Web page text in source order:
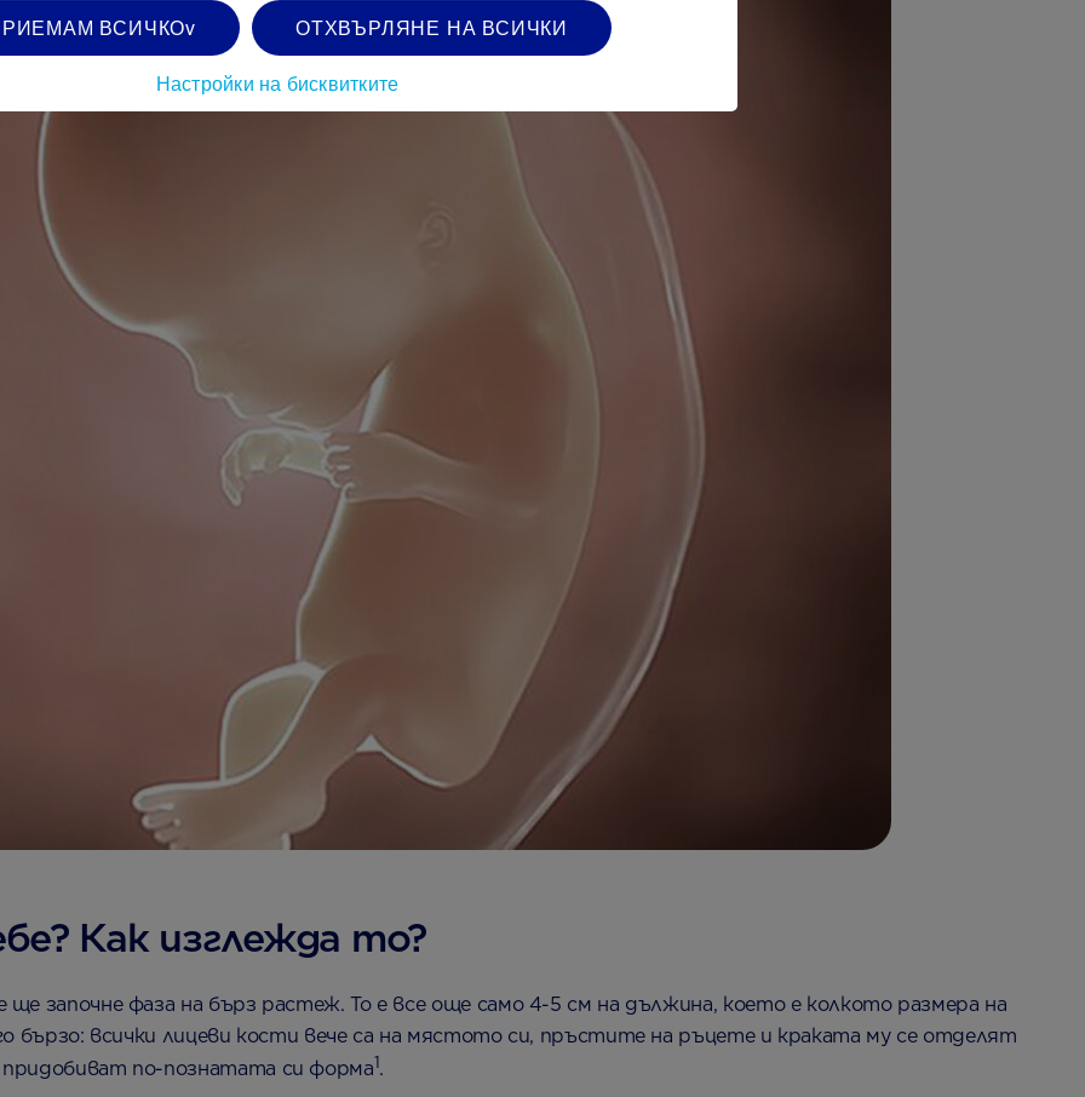
Как изглежда то?
започне фаза на бърз растеж. То е все още само 4-5 см на дължина, което е колкото размера на
бързо: всички лицеви кости вече са на мястото си, пръстите на ръцете и краката му се отделят
по-познатата си форма1.
ВСИЧКОv
ОТХВЪРЛЯНЕ НА ВСИЧКИ
Настройки на бисквитките